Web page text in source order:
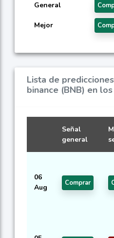
General
Mejor
Lista de
binance (BNB) en
Señal
general
06
Aug
Comprar